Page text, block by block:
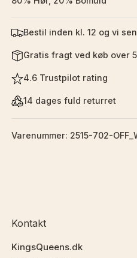
Bestil inden kl. 12 og vi
Gratis fragt ved køb over
4.6 Trustpilot rating
14 dages fuld returret
Varenummer: 2515-702-
Kontakt
KingsQueens.dk